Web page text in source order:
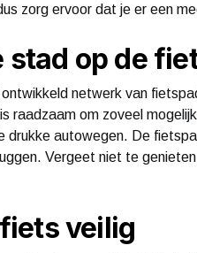
zorg ervoor dat je er een
op de
netwerk van
raadzaam om zoveel
drukke autowegen. De
Vergeet niet te
veilig